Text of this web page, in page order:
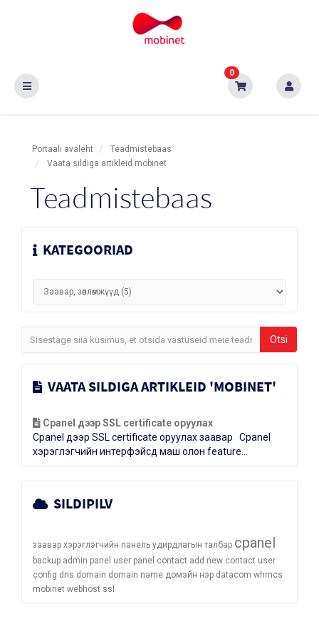
0
Portaali avaleht
Teadmistebaas
Vaata sildiga artikleid mobinet
Teadmistebaas
KATEGOORIAD
VAATA SILDIGA ARTIKLEID 'MOBINET'
Cpanel дээр SSL certificate оруулах
Cpanel дээр SSL certificate оруулах заавар Cpanel
хэрэглэгчийн интерфэйсд маш олон feature...
SILDIPILV
заавар хэрэглэгчийн панель удирдлагын талбар cpanel
backup admin panel user panel contact add new contact user
config dns domain domain name домэйн нэр datacom whmcs
mobinet webhost ssl